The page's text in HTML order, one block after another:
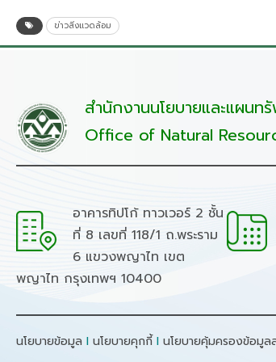
ข่าวสิ่งแวดล้อม
สำนักงานนโยบายและแผนท
Office of Natural
อาคารทิปโก้ ทาวเวอร์ 2 ชั้น
ที่ 8 เลขที่ 118/1 ถ.พระราม
6 แขวงพญาไท เขต
พญาไท กรุงเทพฯ 10400
นโยบายข้อมูล I นโยบายคุกกี้ I นโยบายคุ้มครองข้อมู